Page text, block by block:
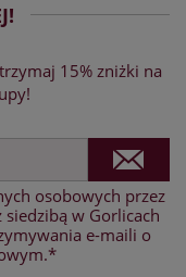
15% zniżki na
osobowych przez
w Gorlicach
e-maili o